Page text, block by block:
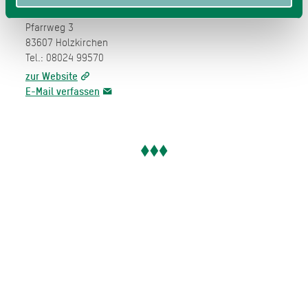
Pfarrweg 3
83607 Holzkirchen
Tel.: 08024 99570
zur Website
E-Mail verfassen